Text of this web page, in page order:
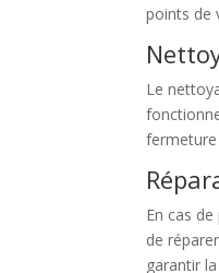
points de
Le
fermeture
En cas
de
garantir